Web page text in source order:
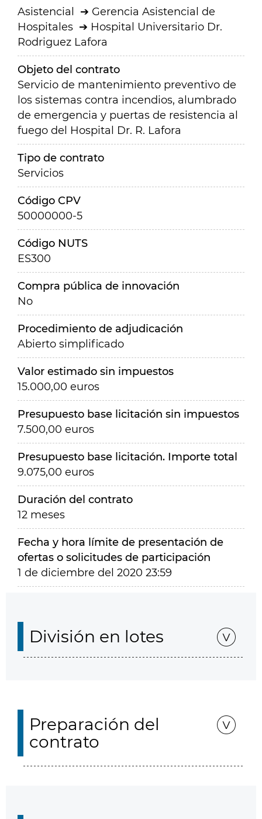
Asistencial
Gerencia Asistencial de
Hospitales
Hospital Universitario Dr.
Rodriguez Lafora
Objeto del contrato
Servicio de mantenimiento preventivo de
los sistemas contra incendios, alumbrado
de emergencia y puertas de resistencia al
fuego del Hospital Dr. R. Lafora
Tipo de contrato
Servicios
Código CPV
50000000-5
Código NUTS
ES300
Compra pública de innovación
No
Procedimiento de adjudicación
Abierto simplificado
Valor estimado sin impuestos
15.000,00 euros
Presupuesto base licitación sin impuestos
7.500,00 euros
Presupuesto base licitación. Importe total
9.075,00 euros
Duración del contrato
12 meses
Fecha y hora límite de presentación de
ofertas o solicitudes de participación
1 de diciembre del 2020 23:59
División en lotes
Preparación del
contrato